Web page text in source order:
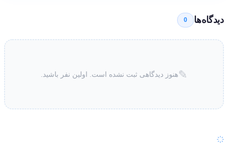
دیدگاه‌ها 0
✎هنوز دیدگاهی ثبت نشده است. اولین نفر باشید.